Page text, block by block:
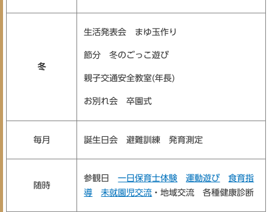
冬
生活発表会 まゆ玉作り
節分 冬のごっこ遊び
親子交通安全教室(年長)
お別れ会 卒園式
毎月 誕生日会 避難訓練 発育測定
随時
参観日一日保育士体験 運動遊び
食育指
導
未就園児交流 ・地域交流 各種健康診断